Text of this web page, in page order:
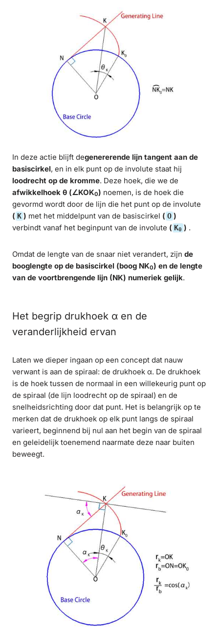
In deze actie blijft degenererende lijn tangent aan de
basiscirkel, en in elk punt op de involute staat hij
loodrecht op de kromme. Deze hoek, die we de
afwikkelhoek θ (∠KOK0) noemen, is de hoek die
gevormd wordt door de lijn die het punt op de involute
( K ) met het middelpunt van de basiscirkel ( O )
verbindt vanaf het beginpunt van de involute ( K0 ) .
Omdat de lengte van de snaar niet verandert, zijn de
booglengte op de basiscirkel (boog NK0) en de lengte
van de voortbrengende lijn (NK) numeriek gelijk.
Het begrip drukhoek α en de
veranderlijkheid ervan
Laten we dieper ingaan op een concept dat nauw
verwant is aan de spiraal: de drukhoek α. De drukhoek
is de hoek tussen de normaal in een willekeurig punt op
de spiraal (de lijn loodrecht op de spiraal) en de
snelheidsrichting door dat punt. Het is belangrijk op te
merken dat de drukhoek op elk punt langs de spiraal
varieert, beginnend bij nul aan het begin van de spiraal
en geleidelijk toenemend naarmate deze naar buiten
beweegt.